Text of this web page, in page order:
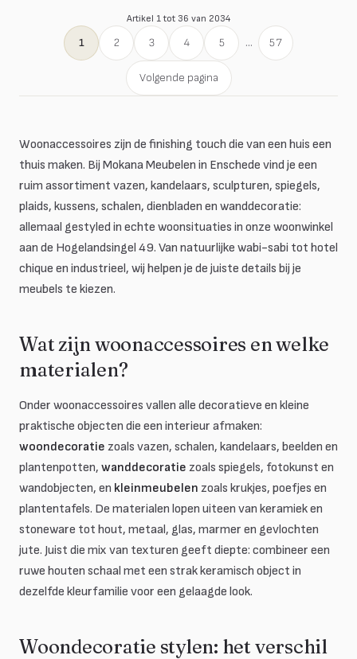
Artikel 1 tot 36 van 2034
1 2 3 4 5 ... 57
Volgende pagina
Woonaccessoires zijn de finishing touch die van een huis een
thuis maken. Bij Mokana Meubelen in Enschede vind je een
ruim assortiment vazen, kandelaars, sculpturen, spiegels,
plaids, kussens, schalen, dienbladen en wanddecoratie:
allemaal gestyled in echte woonsituaties in onze woonwinkel
aan de Hogelandsingel 49. Van natuurlijke wabi-sabi tot hotel
chique en industrieel, wij helpen je de juiste details bij je
meubels te kiezen.
Wat zijn woonaccessoires en welke
materialen?
Onder woonaccessoires vallen alle decoratieve en kleine
praktische objecten die een interieur afmaken:
woondecoratie zoals vazen, schalen, kandelaars, beelden en
plantenpotten, wanddecoratie zoals spiegels, fotokunst en
wandobjecten, en kleinmeubelen zoals krukjes, poefjes en
plantentafels. De materialen lopen uiteen van keramiek en
stoneware tot hout, metaal, glas, marmer en gevlochten
jute. Juist die mix van texturen geeft diepte: combineer een
ruwe houten schaal met een strak keramisch object in
dezelfde kleurfamilie voor een gelaagde look.
Woondecoratie stylen: het verschil